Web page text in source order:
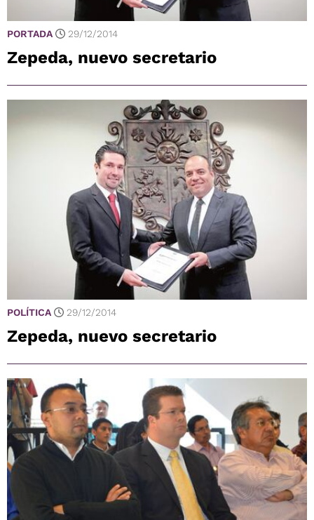
PORTADA 29/12/2014
Zepeda, nuevo secretario
POLÍTICA 29/12/2014
Zepeda, nuevo secretario